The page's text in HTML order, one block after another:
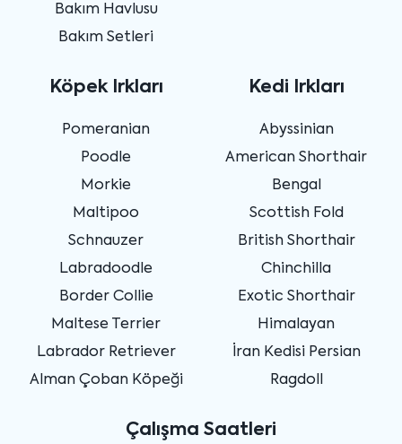
Bakım Havlusu
Bakım Setleri
Köpek Irkları
Pomeranian
Poodle
Morkie
Maltipoo
Schnauzer
Labradoodle
Border Collie
Maltese Terrier
Labrador Retriever
Alman Çoban Köpeği
Kedi Irkları
Abyssinian
American Shorthair
Bengal
Scottish Fold
British Shorthair
Chinchilla
Exotic Shorthair
Himalayan
İran Kedisi Persian
Ragdoll
Çalışma Saatleri